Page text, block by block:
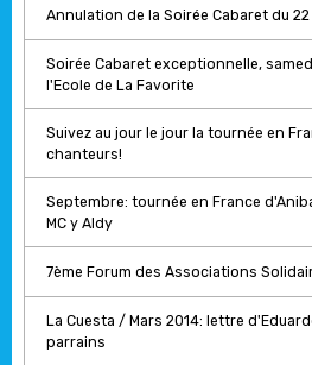
Annulation de la Soirée Cabaret du
Soirée Cabaret exceptionnelle,
l'Ecole de La Favorite
Suivez au jour le jour la tournée en
chanteurs!
Septembre: tournée en France
MC y Aldy
7ème Forum des Associations
La Cuesta / Mars 2014: lettre
parrains